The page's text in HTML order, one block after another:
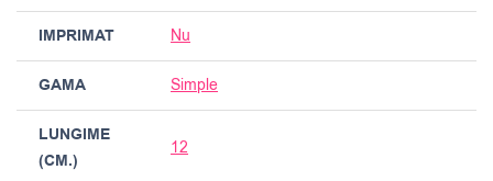
IMPRIMAT Nu
GAMA Simple
LUNGIME
(CM.)
12